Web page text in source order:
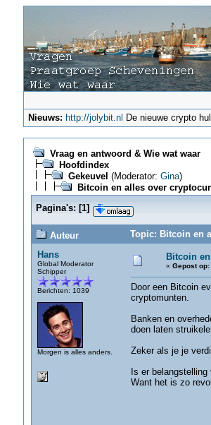
Nieuws: http://jolybit.nl De nieuwe crypto
Vraag en antwoord & Wie wat waar
Hoofdindex
Gekeuvel (Moderator: Gina)
Bitcoin en alles over
Pagina's: [1]
Auteur
Topic: Bitcoin en
Hans
Global Moderator
Schipper
Berichten: 1039
Morgen is alles anders.
Bitcoin
« Gepost op:
Door een Bitcoin
cryptomunten.
Banken en
doen laten
Zeker als je je
Is er
Want het is zo